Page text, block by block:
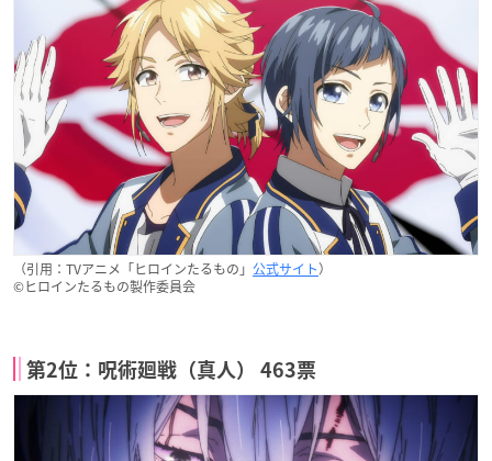
（引用：TVアニメ「ヒロインたるもの」 公式サイト）
©ヒロインたるもの製作委員会
第2位：呪術廻戦（真人） 463票